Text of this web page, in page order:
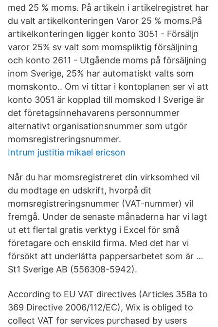
med 25 % moms. På artikeln i artikelregistret har
du valt artikelkonteringen Varor 25 % moms.På
artikelkonteringen ligger konto 3051 - Försäljn
varor 25% sv valt som momspliktig försäljning
och konto 2611 - Utgående moms på försäljning
inom Sverige, 25% har automatiskt valts som
momskonto.. Om vi tittar i kontoplanen ser vi att
konto 3051 är kopplad till momskod I Sverige är
det företagsinnehavarens personnummer
alternativt organisationsnummer som utgör
momsregistreringsnummer.
Intrum justitia mikael ericson
Når du har momsregistreret din virksomhed vil
du modtage en udskrift, hvorpå dit
momsregistreringsnummer (VAT-nummer) vil
fremgå. Under de senaste månaderna har vi lagt
ut ett flertal gratis verktyg i Excel för små
företagare och enskild firma. Med det har vi
försökt att underlätta pappersarbetet som är …
St1 Sverige AB (556308-5942).
According to EU VAT directives (Articles 358a to
369 Directive 2006/112/EC), Wix is obliged to
collect VAT for services purchased by users